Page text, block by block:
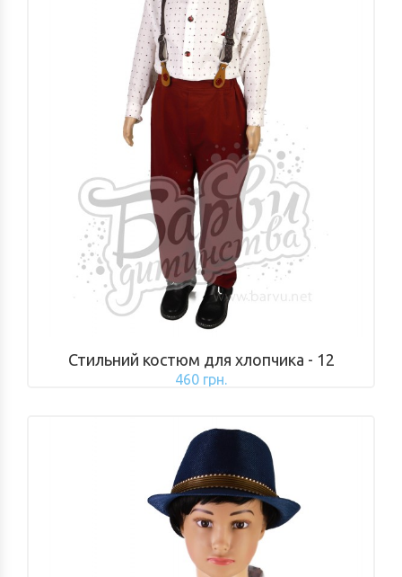
Стильний костюм для хлопчика - 12
460 грн.